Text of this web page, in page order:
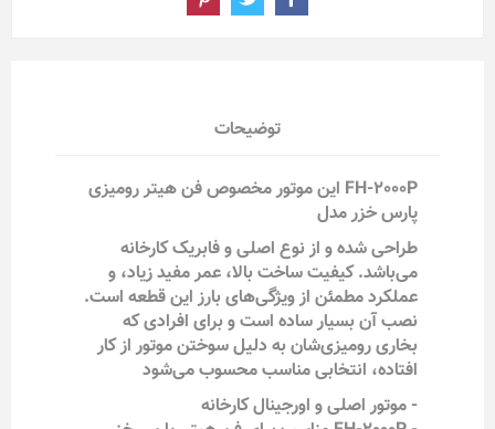
توضیحات
FH-2000P این موتور مخصوص فن هیتر رومیزی
پارس خزر مدل
طراحی شده و از نوع اصلی و فابریک کارخانه
می‌باشد. کیفیت ساخت بالا، عمر مفید زیاد، و
عملکرد مطمئن از ویژگی‌های بارز این قطعه است.
نصب آن بسیار ساده است و برای افرادی که
بخاری رومیزی‌شان به دلیل سوختن موتور از کار
افتاده، انتخابی مناسب محسوب می‌شود
- موتور اصلی و اورجینال کارخانه